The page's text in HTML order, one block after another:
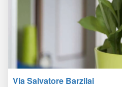
Via Salvatore Barzilai